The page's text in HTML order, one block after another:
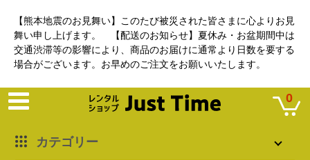
【熊本地震のお見舞い】このたび被災された皆さまに心よりお見
舞い申し上げます。 【配送のお知らせ】夏休み・お盆期間中は
交通渋滞等の影響により、商品のお届けに通常より日数を要する
場合がございます。お早めのご注文をお願いいたします。
カテゴリー
0